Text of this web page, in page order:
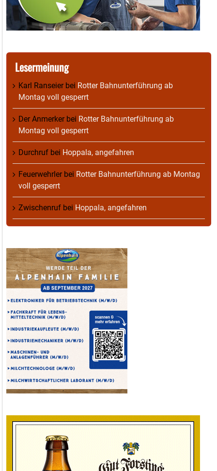
Lesermeinung
Karl Ranseierbei Rotter Bahnunterführung ab
Montag voll gesperrt
Der Anmerkerbei Rotter Bahnunterführung ab
Montag voll gesperrt
Durchruf bei Hoppala, angefahren
Feuerwehrlerbei Rotter Bahnunterführung ab Montag
voll gesperrt
Zwischenruf bei Hoppala, angefahren